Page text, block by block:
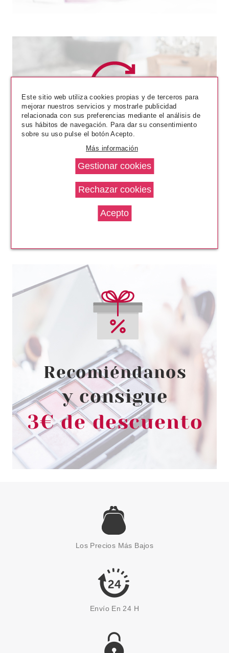
VERSACE
VERSACE BRIGHT CRYSTAL
EDT 90 ML
-52% 57.64€
VERSACE
VERSACE BRIGHT CRYSTAL
ABSOLU EDP 30 ML
Pvr 65.00€
-34%
desde
42.75€
VERSACE
VERSACE BRIGHT CRYSTAL
EDT 30 ML
38.95€
Los Precios Más Bajos
Envío En 24 H
Este sitio web utiliza cookies propias y de terceros para
mejorar nuestros servicios y mostrarle publicidad
relacionada con sus preferencias mediante el análisis de
sus hábitos de navegación. Para dar su consentimiento
sobre su uso pulse el botón Acepto.
Más información